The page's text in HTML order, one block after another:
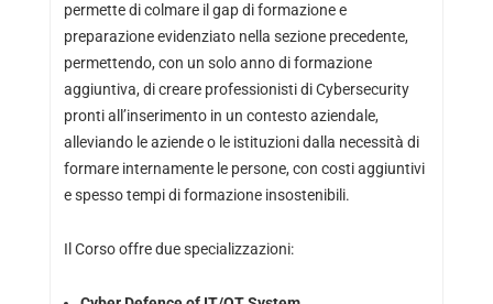
permette di colmare il gap di formazione e
preparazione evidenziato nella sezione precedente,
permettendo, con un solo anno di formazione
aggiuntiva, di creare professionisti di Cybersecurity
pronti all’inserimento in un contesto aziendale,
alleviando le aziende o le istituzioni dalla necessità di
formare internamente le persone, con costi aggiuntivi
e spesso tempi di formazione insostenibili.
Il Corso offre due specializzazioni: